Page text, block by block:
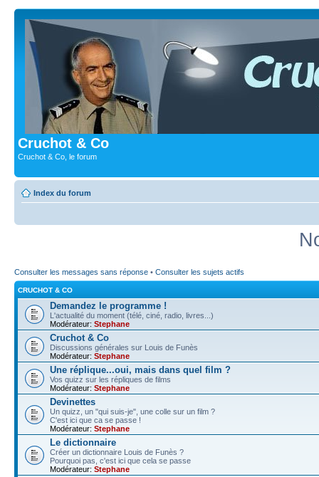
Cruchot & Co
Cruchot & Co, le forum
Index du forum
Consulter les messages sans réponse • Consulter les sujets actifs
CRUCHOT & CO
Demandez le programme !
L'actualité du moment (télé, ciné, radio, livres...)
Modérateur: Stephane
Cruchot & Co
Discussions générales sur Louis de Funès
Modérateur: Stephane
Une réplique...oui, mais dans quel film ?
Vos quizz sur les répliques de films
Modérateur: Stephane
Devinettes
Un quizz, un "qui suis-je", une colle sur un film ?
C'est ici que ca se passe !
Modérateur: Stephane
Le dictionnaire
Créer un dictionnaire Louis de Funès ?
Pourquoi pas, c'est ici que cela se passe
Modérateur: Stephane